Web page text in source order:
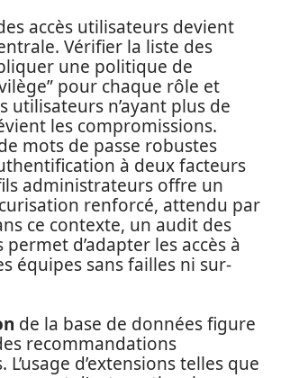
accès utilisateurs devient
Vérifier la liste des
une politique de
pour chaque rôle et
utilisateurs n’ayant plus de
les compromissions.
mots de passe robustes
à deux facteurs
administrateurs offre un
renforcé, attendu par
ce contexte, un audit des
d’adapter les accès à
équipes sans failles ni sur-
de la base de données figure
recommandations
d’extensions telles que